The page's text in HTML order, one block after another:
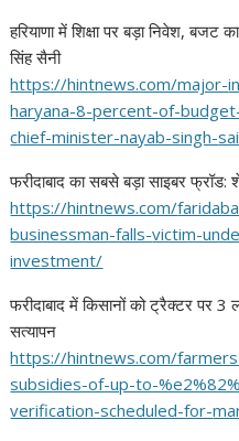
हरियाणा में शिक्षा पर बड़ा निवेश, बजट
सिंह सैनी
https://hintnews.com/major-
haryana-8-percent-of-
chief-minister-nayab-singh-
फरीदाबाद का सबसे बड़ा साइबर फ्रॉड:
https://hintnews.com/
businessman-falls-victim-
investment/
फरीदाबाद में किसानों को ट्रैक्टर पर
सत्यापन
https://hintnews.com/
subsidies-of-up-to-
verification-scheduled-for-